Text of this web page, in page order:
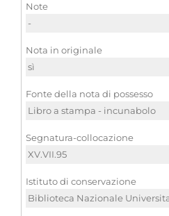
Note
-
Nota in originale
sì
Fonte della nota di possesso
Libro a stampa - incunabolo
Segnatura-collocazione
XV.VII.95
Istituto di conservazione
Biblioteca Nazionale